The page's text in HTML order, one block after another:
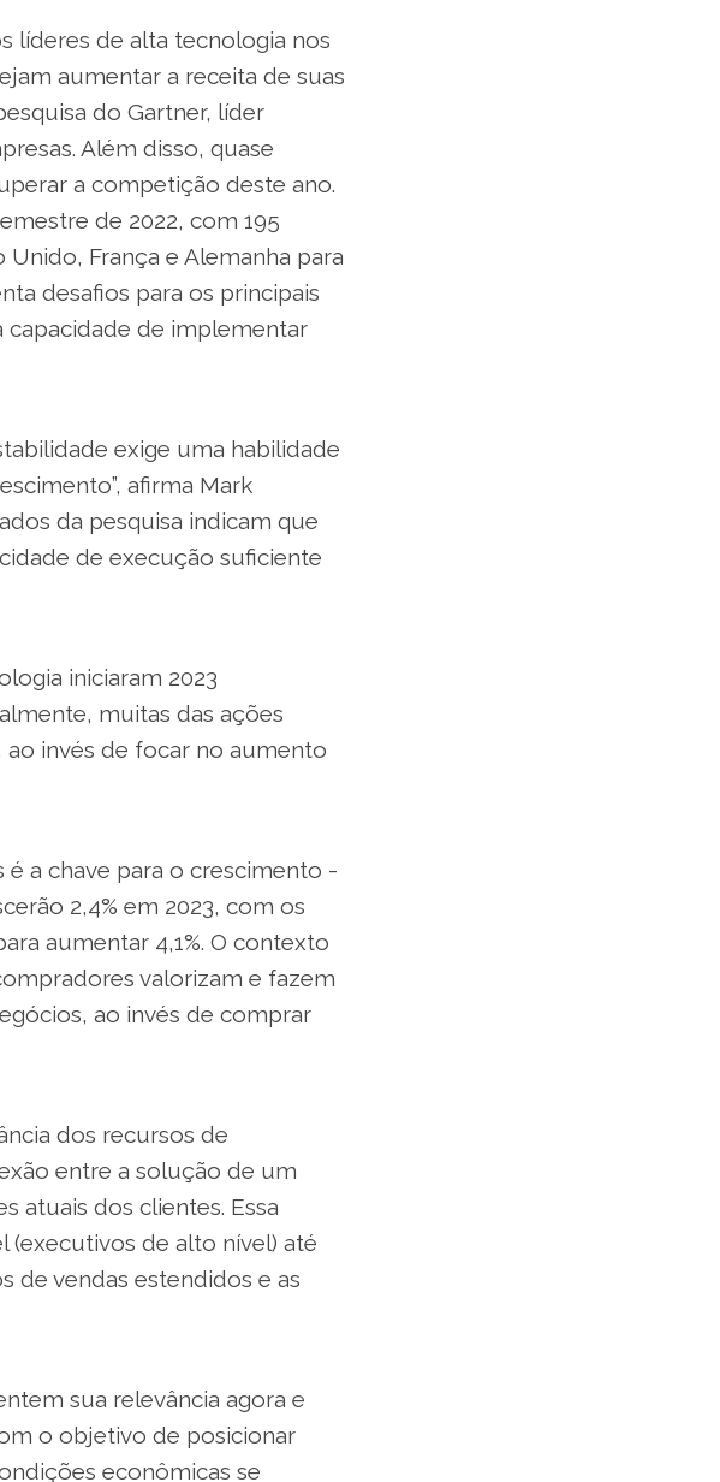
líderes de alta tecnologia nos
aumentar a receita de suas
do Gartner, líder
Além disso, quase
a competição deste ano.
de 2022, com 195
França e Alemanha para
desafios para os principais
capacidade de implementar
exige uma habilidade
afirma Mark
da pesquisa indicam que
de execução suficiente
iniciaram 2023
muitas das ações
invés de focar no aumento
a chave para o crescimento -
2,4% em 2023, com os
aumentar 4,1%. O contexto
valorizam e fazem
ao invés de comprar
dos recursos de
entre a solução de um
atuais dos clientes. Essa
(executivos de alto nível) até
de vendas estendidos e as
sua relevância agora e
o objetivo de posicionar
econômicas se